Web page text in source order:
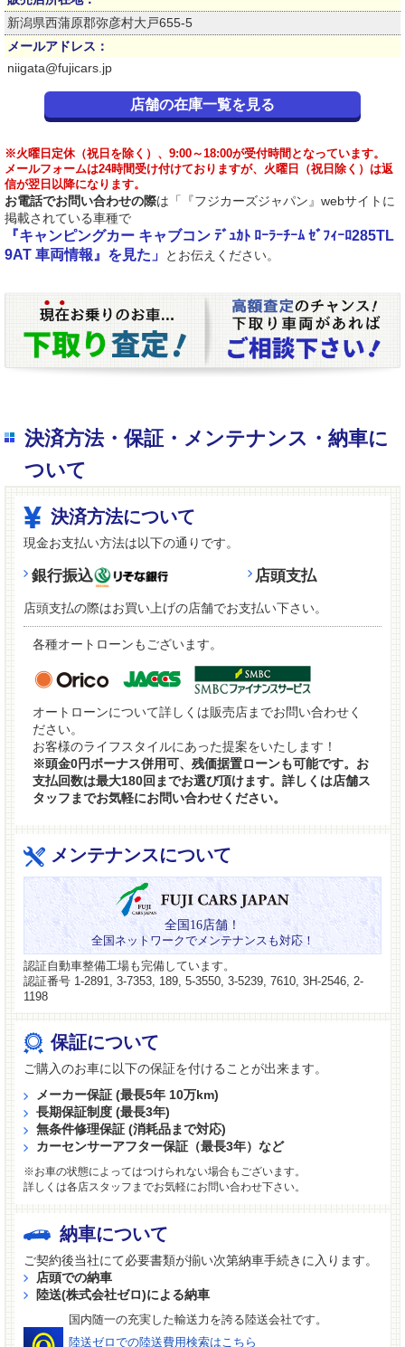
新潟県西蒲原郡弥彦村大戸655-5
メールアドレス：
niigata@fujicars.jp
店舗の在庫一覧を見る
※火曜日定休（祝日を除く）、9:00～18:00が受付時間となっています。
メールフォームは24時間受け付けておりますが、火曜日（祝日除く）は返
信が翌日以降になります。
お電話でお問い合わせの際は「『フジカーズジャパン』webサイトに
掲載されている車種で
『キャンピングカー キャブコン ﾃﾞｭｶﾄ ﾛｰﾗｰﾁｰﾑ ｾﾞﾌｨｰﾛ285TL
9AT 車両情報』を見た」
とお伝えください。
決済方法・保証・メンテナンス・納車に
ついて
決済方法について
現金お支払い方法は以下の通りです。
銀行振込 店頭支払
店頭支払の際はお買い上げの店舗でお支払い下さい。
各種オートローンもございます。
オートローンについて詳しくは販売店までお問い合わせく
ださい。
お客様のライフスタイルにあった提案をいたします！
※頭金0円ボーナス併用可、残価据置ローンも可能です。お
支払回数は最大180回までお選び頂けます。詳しくは店舗ス
タッフまでお気軽にお問い合わせください。
メンテナンスについて
全国16店舗！
全国ネットワークでメンテナンスも対応！
認証自動車整備工場も完備しています。
認証番号 1-2891, 3-7353, 189, 5-3550, 3-5239, 7610, 3H-2546, 2-
1198
保証について
ご購入のお車に以下の保証を付けることが出来ます。
メーカー保証 (最長5年 10万km)
長期保証制度 (最長3年)
無条件修理保証 (消耗品まで対応)
カーセンサーアフター保証（最長3年）など
※お車の状態によってはつけられない場合もございます。
詳しくは各店スタッフまでお気軽にお問い合わせ下さい。
納車について
ご契約後当社にて必要書類が揃い次第納車手続きに入ります。
店頭での納車
陸送(株式会社ゼロ)による納車
国内随一の充実した輸送力を誇る陸送会社です。
陸送ゼロでの陸送費用検索はこちら